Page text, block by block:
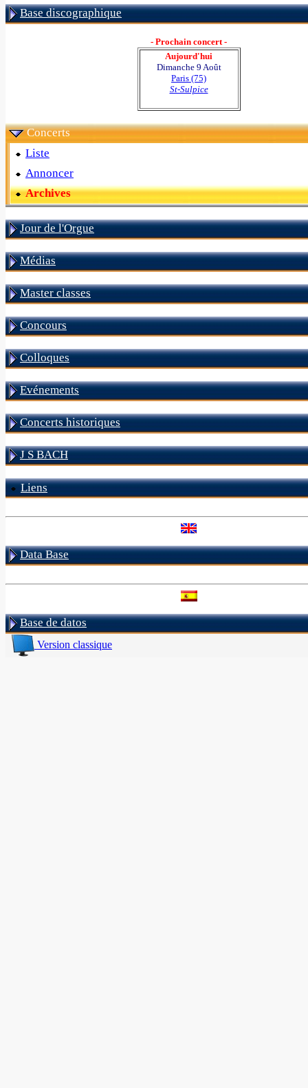
Base discographique
- Prochain concert -
Aujourd'hui
Dimanche 9 Août
Paris (75)
St-Sulpice
Concerts
Liste
Annoncer
Archives
Jour de l'Orgue
Médias
Master classes
Concours
Colloques
Evénements
Concerts historiques
J S BACH
Liens
Data Base
Base de datos
Version classique